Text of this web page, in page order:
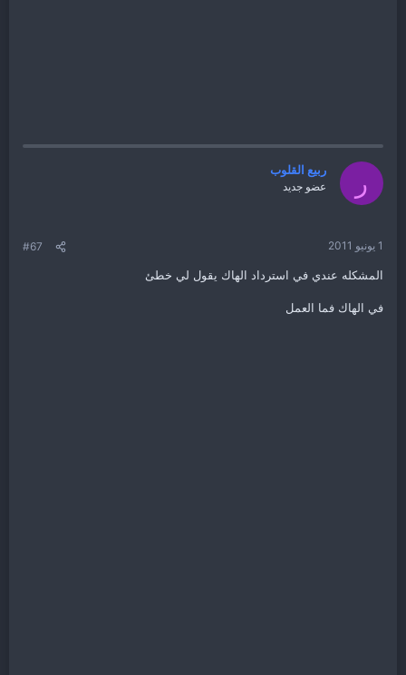
ر ربيع القلوب
عضو جديد
1 يونيو 2011 #67
المشكله عندي في استرداد الهاك يقول لي خطئ
في الهاك فما العمل